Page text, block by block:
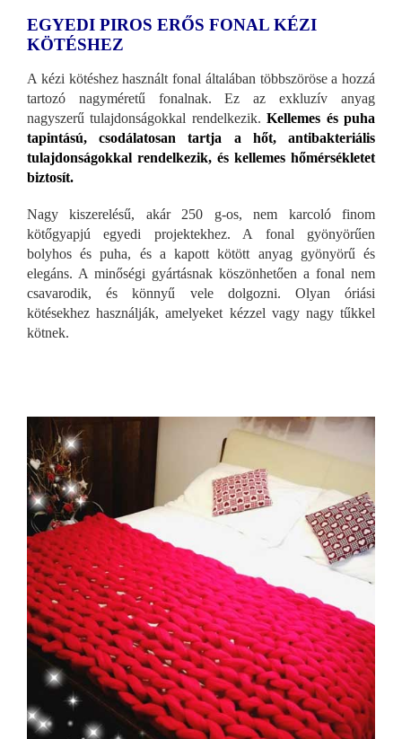
EGYEDI PIROS ERŐS FONAL KÉZI
KÖTÉSHEZ
A kézi kötéshez használt fonal általában többszöröse a hozzá
tartozó nagyméretű fonalnak. Ez az exkluzív anyag
nagyszerű tulajdonságokkal rendelkezik. Kellemes és puha
tapintású, csodálatosan tartja a hőt, antibakteriális
tulajdonságokkal rendelkezik, és kellemes hőmérsékletet
biztosít.
Nagy kiszerelésű, akár 250 g-os, nem karcoló finom
kötőgyapjú egyedi projektekhez. A fonal gyönyörűen
bolyhos és puha, és a kapott kötött anyag gyönyörű és
elegáns. A minőségi gyártásnak köszönhetően a fonal nem
csavarodik, és könnyű vele dolgozni. Olyan óriási
kötésekhez használják, amelyeket kézzel vagy nagy tűkkel
kötnek.